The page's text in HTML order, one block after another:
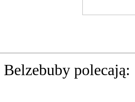
Belzebuby polecają: